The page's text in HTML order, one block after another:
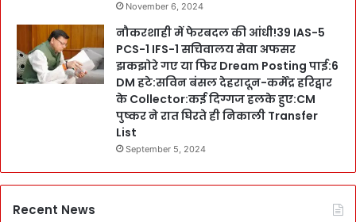
November 6, 2024
नौकरशाही में फेरबदल की आंधी!39 IAS-5
PCS-1 IFS-1 सचिवालय सेवा अफसर
झकझोरे गए या फिर Dream Posting पाई:6
DM हटे:सविन बंसल देहरादून-कर्मेंद्र हरिद्वार
के Collector:कई दिग्गज हलके हुए:CM
पुष्कर ने रात घिरते ही निकाली Transfer
List
September 5, 2024
Recent News